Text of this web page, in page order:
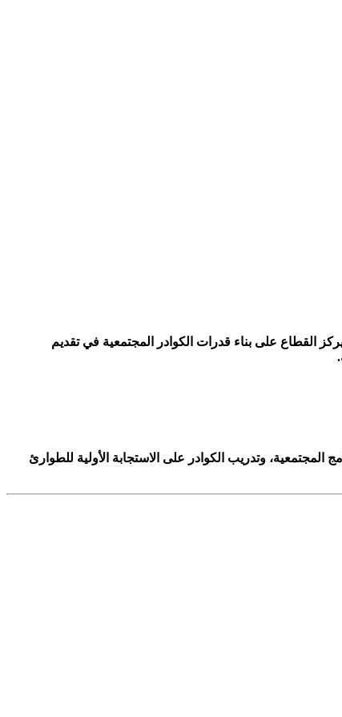
القطاع على بناء قدرات الكوادر المجتمعية في تقديم
.
وتدريب الكوادر على الاستجابة الأولية للطوارئ